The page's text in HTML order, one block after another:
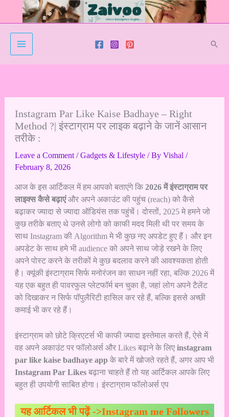
Instagram Par Like Kaise Badhaye – Right
Method ?| इंस्टाग्राम पर लाइक बढ़ाने के जानें आसान
तरीके :
Leave a Comment /Gadgets & Lifestyle/ By Vishal /
February 8, 2026
आज के इस आर्टिकल में हम आपको बताएंगे कि 2026 में इंस्टाग्राम पर
लाइक्स कैसे बढ़ाएंऔर अपने अकाउंट की पहुंच (reach) को कैसे
बढ़ाकर ज्यादा से ज्यादा ऑडियंस तक पहुंचें। दोस्तों, 2025 मे हमने जो
कुछ तरीके बताए थे उनसे लोगो को काफी मदद मिली थी पर समय के
साथ Instagram की Algorithm मे भी कुछ नए अपडेट हुए हैं। और इन
अपडेट के साथ हमे भी audience को अपने साथ जोड़े रखने के लिए
अपने पोस्ट करने के तरीकों मे कुछ बदलाव करने की आवश्यकता होती
है। क्यूंकी इंस्टाग्राम सिर्फ मनोरंजन का साधन नहीं रहा, बल्कि 2026 में
यह एक बहुत ही पावरफुल प्लेटफॉर्म बन चुका है, जहां लोग अपने टैलेंट
को दिखाकर न सिर्फ पॉपुलैरिटी हासिल कर रहे हैं, बल्कि इससे अच्छी
कमाई भी कर रहे हैं।
इंस्टाग्राम को छोटे क्रिएटर्स भी काफी ज्यादा इस्तेमाल करते हैं, ऐसे में
वह अपने अकाउंट पर फॉलोअर्स और Likes बढ़ाने के लिए instagram
par like kaise badhaye appके बारे में खोजते रहते हैं, अगर आप भी
Instagram Par Likesबढ़ाना चाहते हैं तो यह आर्टिकल आपके लिए
बहुत ही उपयोगी साबित होगा। इंस्टाग्राम फॉलोअर्स एप
यह आर्टिकल भी पढ़ें ->Instagram me Followers